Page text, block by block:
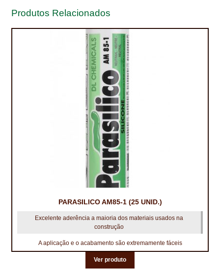
TRATAMENTO DECKS
Produtos Relacionados
PARASILICO AM85-1 (25 UNID.)
Excelente aderência a maioria dos materiais usados na
construção
A aplicação e o acabamento são extremamente fáceis
Ver produto